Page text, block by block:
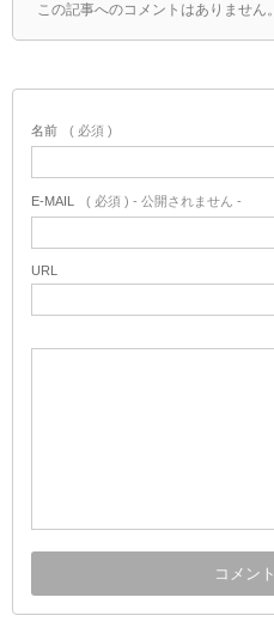
この記事へのコメントはありません。
名前 ( 必須 )
E-MAIL ( 必須 ) - 公開されません -
URL